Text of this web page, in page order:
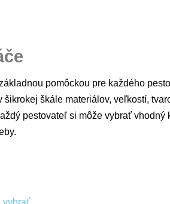
pomôckou pre každého
šikrokej škále materiálov, veľkostí,
pestovateľ si môže vybrať vhodný